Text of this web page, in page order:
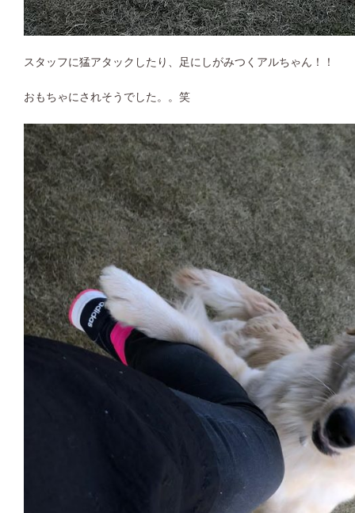
スタッフに猛アタックしたり、足にしがみつくアルちゃん！！
おもちゃにされそうでした。。笑